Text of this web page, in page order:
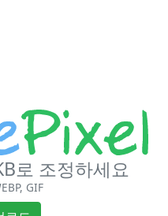
로 조정하세요
GIF